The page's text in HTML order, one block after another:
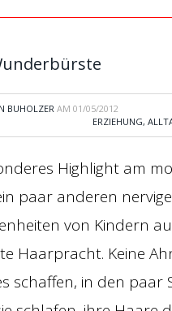
BUHOLZER AM 01/05/2012
ERZIEHUNG,
Highlight am
paar anderen
von Kindern
Haarpracht. Keine
schaffen, in den paar